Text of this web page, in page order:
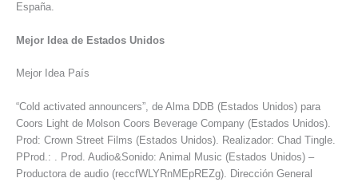
España.
Mejor Idea de Estados Unidos
Mejor Idea País
“Cold activated announcers”, de Alma DDB (Estados Unidos) para
Coors Light de Molson Coors Beverage Company (Estados Unidos).
Prod: Crown Street Films (Estados Unidos). Realizador: Chad Tingle.
PProd.: . Prod. Audio&Sonido: Animal Music (Estados Unidos) –
Productora de audio (reccfWLYRnMEpREZg). Dirección General